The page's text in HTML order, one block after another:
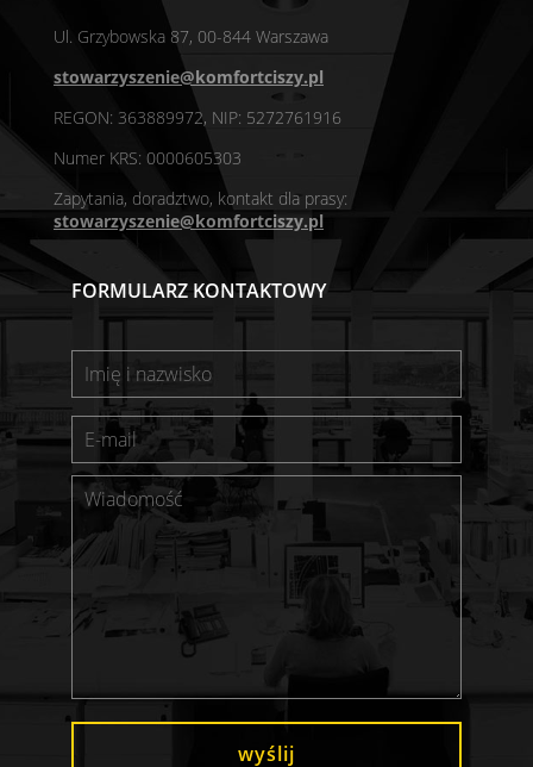
Ul. Grzybowska 87, 00-844 Warszawa
stowarzyszenie@komfortciszy.pl
REGON: 363889972, NIP: 5272761916
Numer KRS: 0000605303
Zapytania, doradztwo, kontakt dla prasy:
stowarzyszenie@komfortciszy.pl
FORMULARZ KONTAKTOWY
wyślij